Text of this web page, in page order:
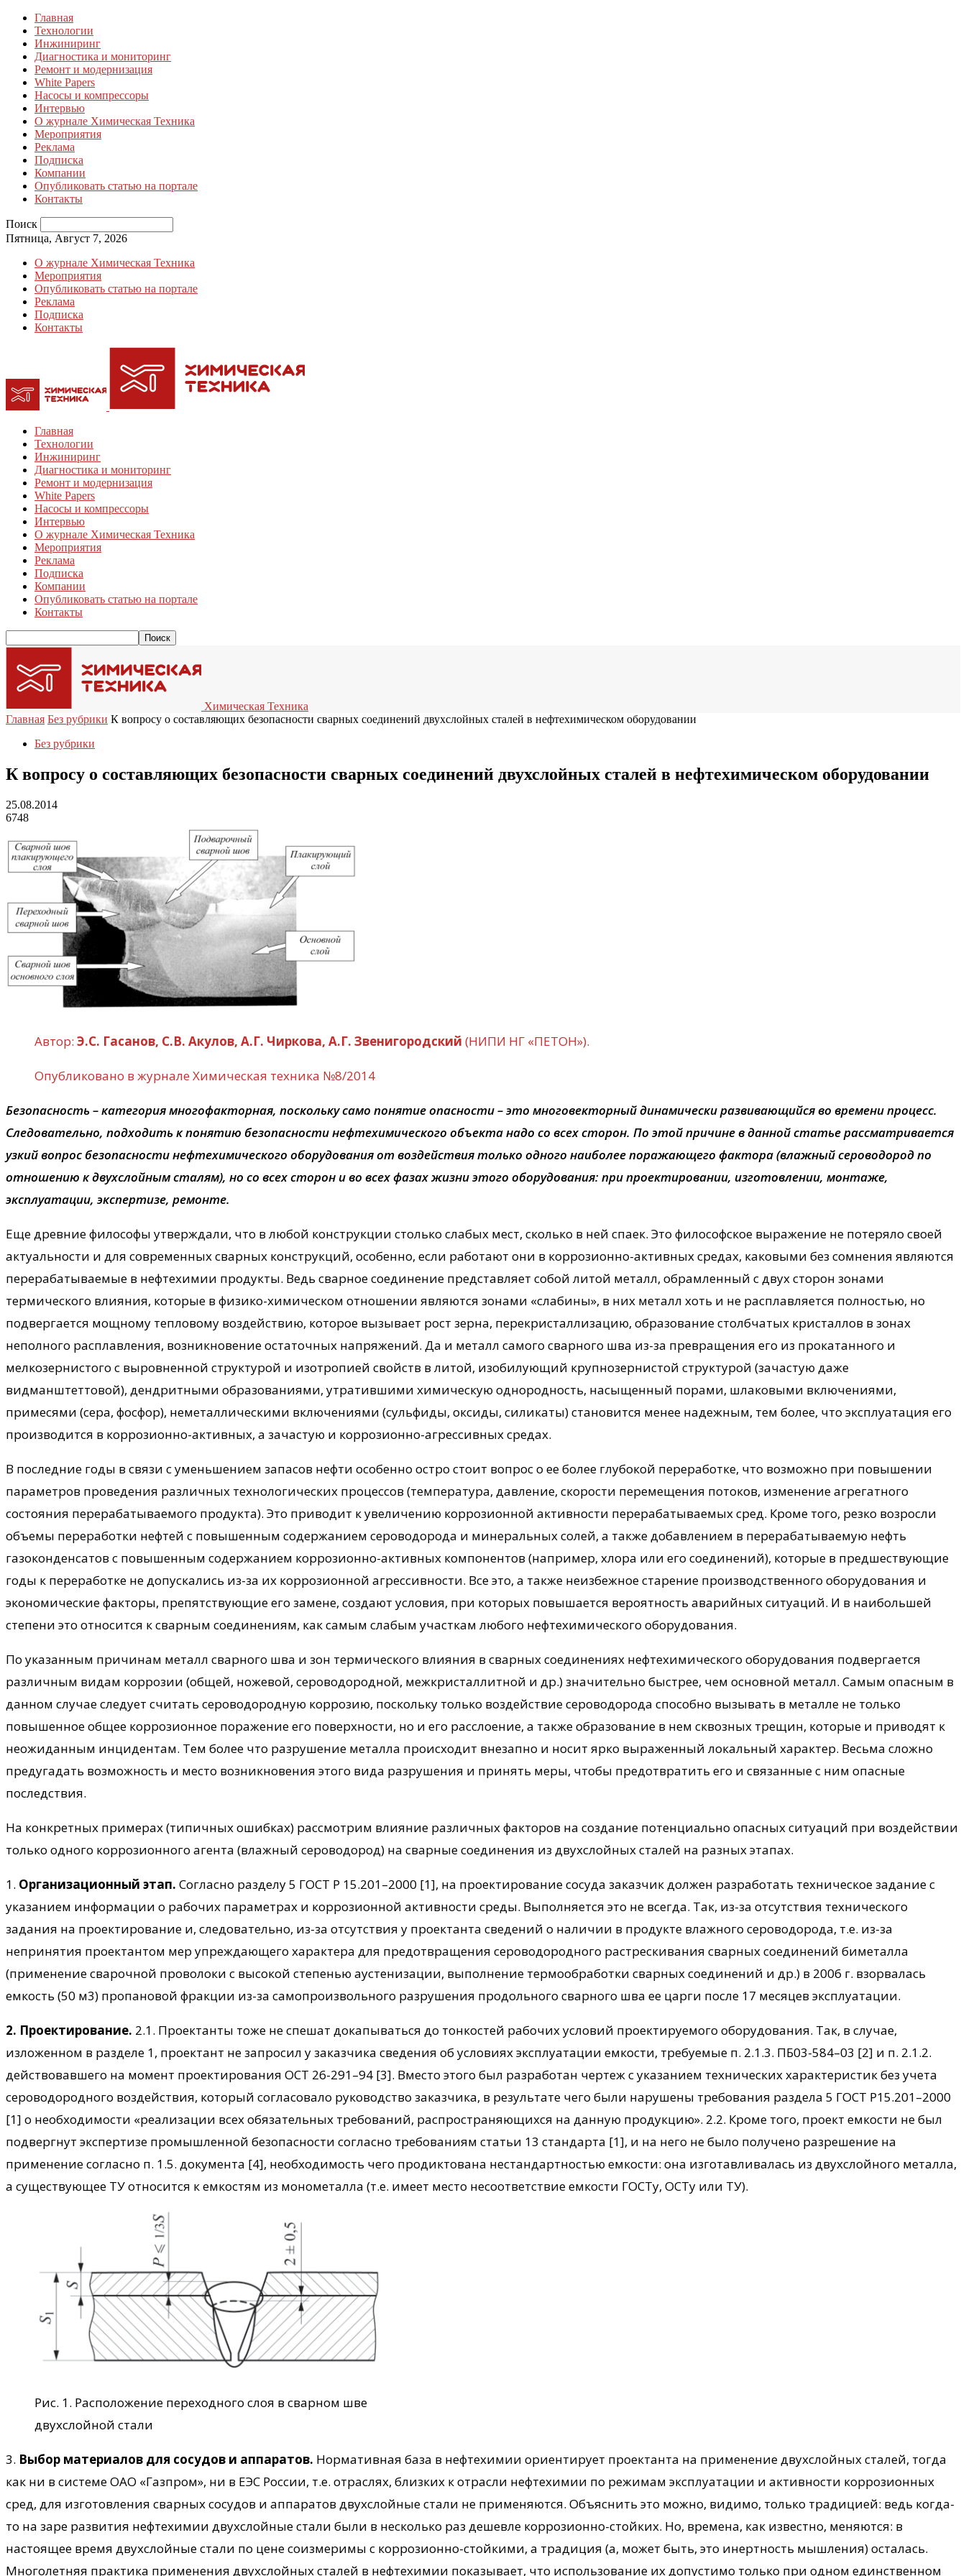
Главная
Технологии
Инжиниринг
Диагностика и мониторинг
Ремонт и модернизация
White Papers
Насосы и компрессоры
Интервью
О журнале Химическая Техника
Мероприятия
Реклама
Подписка
Компании
Опубликовать статью на портале
Контакты
Поиск
Пятница, Август 7, 2026
О журнале Химическая Техника
Мероприятия
Опубликовать статью на портале
Реклама
Подписка
Контакты
Главная
Технологии
Инжиниринг
Диагностика и мониторинг
Ремонт и модернизация
White Papers
Насосы и компрессоры
Интервью
О журнале Химическая Техника
Мероприятия
Реклама
Подписка
Компании
Опубликовать статью на портале
Контакты
Химическая Техника
Главная Без рубрики К вопросу о составляющих безопасности сварных соединений двухслойных сталей в нефтехимическом оборудовании
Без рубрики
К вопросу о составляющих безопасности сварных соединений двухслойных сталей в нефтехимическом оборудовании
25.08.2014
6748
Автор: Э.С. Гасанов, С.В. Акулов, А.Г. Чиркова, А.Г. Звенигородский (НИПИ НГ «ПЕТОН»).
Опубликовано в журнале Химическая техника №8/2014
Безопасность – категория многофакторная, поскольку само понятие опасности – это многовекторный динамически развивающийся во времени процесс.
Следовательно, подходить к понятию безопасности нефтехимического объекта надо со всех сторон. По этой причине в данной статье рассматривается
узкий вопрос безопасности нефтехимического оборудования от воздействия только одного наиболее поражающего фактора (влажный сероводород по
отношению к двухслойным сталям), но со всех сторон и во всех фазах жизни этого оборудования: при проектировании, изготовлении, монтаже,
эксплуатации, экспертизе, ремонте.
Еще древние философы утверждали, что в любой конструкции столько слабых мест, сколько в ней спаек. Это философское выражение не потеряло своей
актуальности и для современных сварных конструкций, особенно, если работают они в коррозионно-активных средах, каковыми без сомнения являются
перерабатываемые в нефтехимии продукты. Ведь сварное соединение представляет собой литой металл, обрамленный с двух сторон зонами
термического влияния, которые в физико-химическом отношении являются зонами «слабины», в них металл хоть и не расплавляется полностью, но
подвергается мощному тепловому воздействию, которое вызывает рост зерна, перекристаллизацию, образование столбчатых кристаллов в зонах
неполного расплавления, возникновение остаточных напряжений. Да и металл самого сварного шва из-за превращения его из прокатанного и
мелкозернистого с выровненной структурой и изотропией свойств в литой, изобилующий крупнозернистой структурой (зачастую даже
видманштеттовой), дендритными образованиями, утратившими химическую однородность, насыщенный порами, шлаковыми включениями,
примесями (сера, фосфор), неметаллическими включениями (сульфиды, оксиды, силикаты) становится менее надежным, тем более, что эксплуатация его
производится в коррозионно-активных, а зачастую и коррозионно-агрессивных средах.
В последние годы в связи с уменьшением запасов нефти особенно остро стоит вопрос о ее более глубокой переработке, что возможно при повышении
параметров проведения различных технологических процессов (температура, давление, скорости перемещения потоков, изменение агрегатного
состояния перерабатываемого продукта). Это приводит к увеличению коррозионной активности перерабатываемых сред. Кроме того, резко возросли
объемы переработки нефтей с повышенным содержанием сероводорода и минеральных солей, а также добавлением в перерабатываемую нефть
газоконденсатов с повышенным содержанием коррозионно-активных компонентов (например, хлора или его соединений), которые в предшествующие
годы к переработке не допускались из-за их коррозионной агрессивности. Все это, а также неизбежное старение производственного оборудования и
экономические факторы, препятствующие его замене, создают условия, при которых повышается вероятность аварийных ситуаций. И в наибольшей
степени это относится к сварным соединениям, как самым слабым участкам любого нефтехимического оборудования.
По указанным причинам металл сварного шва и зон термического влияния в сварных соединениях нефтехимического оборудования подвергается
различным видам коррозии (общей, ножевой, сероводородной, межкристаллитной и др.) значительно быстрее, чем основной металл. Самым опасным в
данном случае следует считать сероводородную коррозию, поскольку только воздействие сероводорода способно вызывать в металле не только
повышенное общее коррозионное поражение его поверхности, но и его расслоение, а также образование в нем сквозных трещин, которые и приводят к
неожиданным инцидентам. Тем более что разрушение металла происходит внезапно и носит ярко выраженный локальный характер. Весьма сложно
предугадать возможность и место возникновения этого вида разрушения и принять меры, чтобы предотвратить его и связанные с ним опасные
последствия.
На конкретных примерах (типичных ошибках) рассмотрим влияние различных факторов на создание потенциально опасных ситуаций при воздействии
только одного коррозионного агента (влажный сероводород) на сварные соединения из двухслойных сталей на разных этапах.
1. Организационный этап. Согласно разделу 5 ГОСТ Р 15.201–2000 [1], на проектирование сосуда заказчик должен разработать техническое задание с
указанием информации о рабочих параметрах и коррозионной активности среды. Выполняется это не всегда. Так, из-за отсутствия технического
задания на проектирование и, следовательно, из-за отсутствия у проектанта сведений о наличии в продукте влажного сероводорода, т.е. из-за
непринятия проектантом мер упреждающего характера для предотвращения сероводородного растрескивания сварных соединений биметалла
(применение сварочной проволоки с высокой степенью аустенизации, выполнение термообработки сварных соединений и др.) в 2006 г. взорвалась
емкость (50 м3) пропановой фракции из-за самопроизвольного разрушения продольного сварного шва ее царги после 17 месяцев эксплуатации.
2. Проектирование. 2.1. Проектанты тоже не спешат докапываться до тонкостей рабочих условий проектируемого оборудования. Так, в случае,
изложенном в разделе 1, проектант не запросил у заказчика сведения об условиях эксплуатации емкости, требуемые п. 2.1.3. ПБ03-584–03 [2] и п. 2.1.2.
действовавшего на момент проектирования ОСТ 26-291–94 [3]. Вместо этого был разработан чертеж с указанием технических характеристик без учета
сероводородного воздействия, который согласовало руководство заказчика, в результате чего были нарушены требования раздела 5 ГОСТ Р15.201–2000
[1] о необходимости «реализации всех обязательных требований, распространяющихся на данную продукцию». 2.2. Кроме того, проект емкости не был
подвергнут экспертизе промышленной безопасности согласно требованиям статьи 13 стандарта [1], и на него не было получено разрешение на
применение согласно п. 1.5. документа [4], необходимость чего продиктована нестандартностью емкости: она изготавливалась из двухслойного металла,
а существующее ТУ относится к емкостям из монометалла (т.е. имеет место несоответствие емкости ГОСТу, ОСТу или ТУ).
Рис. 1. Расположение переходного слоя в сварном шве
двухслойной стали
3. Выбор материалов для сосудов и аппаратов. Нормативная база в нефтехимии ориентирует проектанта на применение двухслойных сталей, тогда
как ни в системе ОАО «Газпром», ни в ЕЭС России, т.е. отраслях, близких к отрасли нефтехимии по режимам эксплуатации и активности коррозионных
сред, для изготовления сварных сосудов и аппаратов двухслойные стали не применяются. Объяснить это можно, видимо, только традицией: ведь когда-
то на заре развития нефтехимии двухслойные стали были в несколько раз дешевле коррозионно-стойких. Но, времена, как известно, меняются: в
настоящее время двухслойные стали по цене соизмеримы с коррозионно-стойкими, а традиция (а, может быть, это инертность мышления) осталась.
Многолетняя практика применения двухслойных сталей в нефтехимии показывает, что использование их допустимо только при одном единственном